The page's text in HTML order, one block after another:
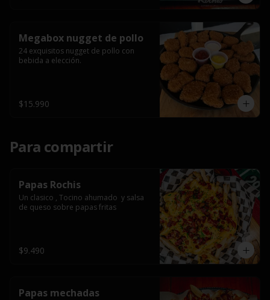
Megabox nugget de pollo
24 exquisitos nugget de pollo con
bebida a elección.
$15.990
Para compartir
Papas Rochis
Un clasico , Tocino ahumado  y salsa
de queso sobre papas fritas
$9.490
Papas mechadas